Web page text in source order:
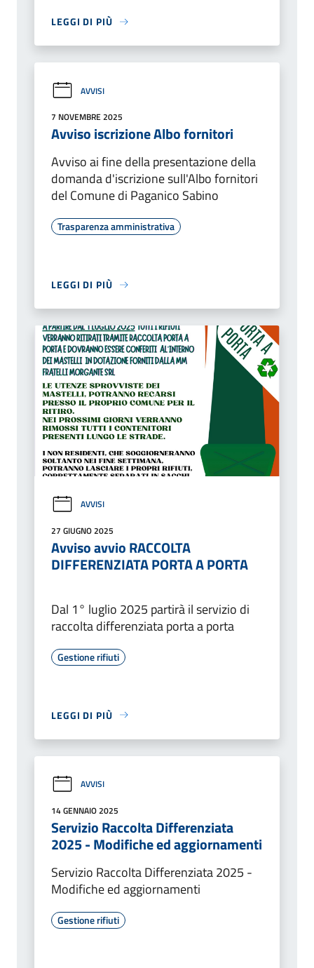
LEGGI DI PIÙ
AVVISI
7 NOVEMBRE 2025
Avviso iscrizione Albo fornitori
Avviso ai fine della presentazione della
domanda d'iscrizione sull'Albo fornitori
del Comune di Paganico Sabino
Trasparenza amministrativa
LEGGI DI PIÙ
AVVISI
27 GIUGNO 2025
Avviso avvio RACCOLTA
DIFFERENZIATA PORTA A PORTA
Dal 1° luglio 2025 partirà il servizio di
raccolta differenziata porta a porta
Gestione rifiuti
LEGGI DI PIÙ
AVVISI
14 GENNAIO 2025
Servizio Raccolta Differenziata
2025 - Modifiche ed aggiornamenti
Servizio Raccolta Differenziata 2025 -
Modifiche ed aggiornamenti
Gestione rifiuti